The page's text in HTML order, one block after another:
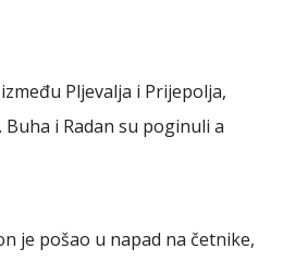
Pljevalja i Prijepolja,
i Radan su poginuli a
je pošao u napad na četnike,